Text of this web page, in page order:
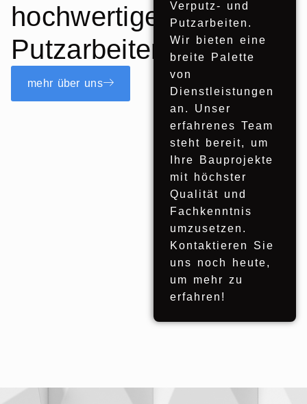
hochwertige
Putzarbeiten
mehr über uns
Verputz- und
Putzarbeiten.
Wir bieten eine
breite Palette
von
Dienstleistungen
an. Unser
erfahrenes Team
steht bereit, um
Ihre Bauprojekte
mit höchster
Qualität und
Fachkenntnis
umzusetzen.
Kontaktieren Sie
uns noch heute,
um mehr zu
erfahren!